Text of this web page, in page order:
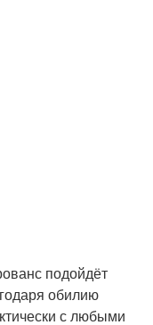
подойдёт
обилию
с любыми